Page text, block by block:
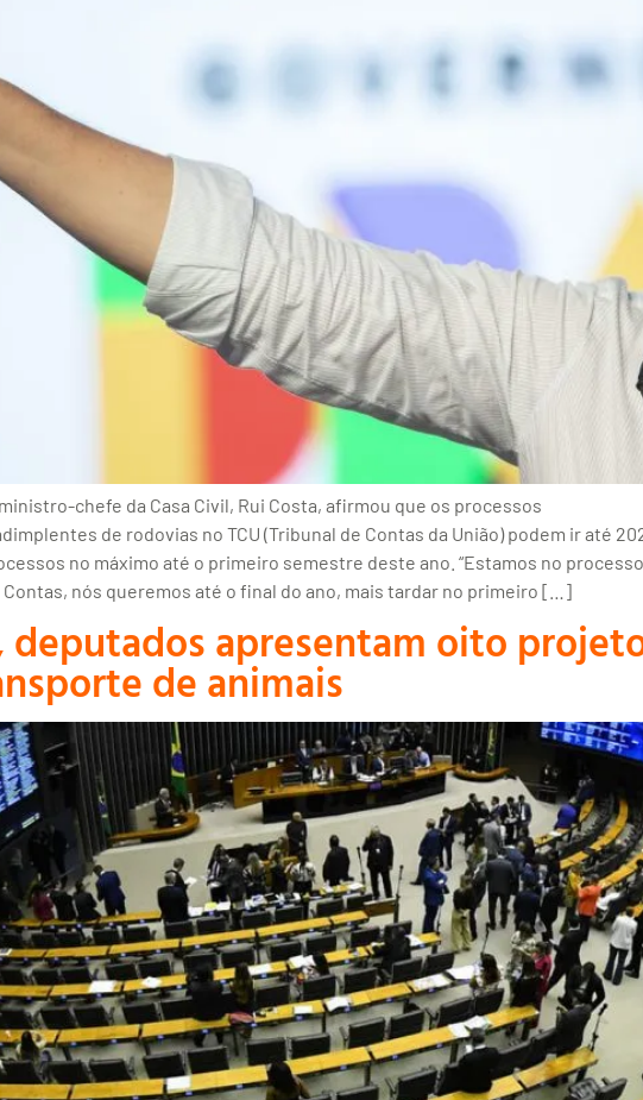
chefe da Casa Civil, Rui Costa, afirmou que os processos
de rodovias no TCU (Tribunal de Contas da União) podem ir até
no máximo até o primeiro semestre deste ano. “Estamos no
nós queremos até o final do ano, mais tardar no primeiro […]
deputados apresentam oito
de animais